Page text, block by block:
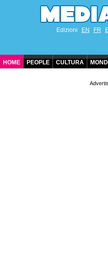
Edizioni EN FR
HOME PEOPLE CULTURA